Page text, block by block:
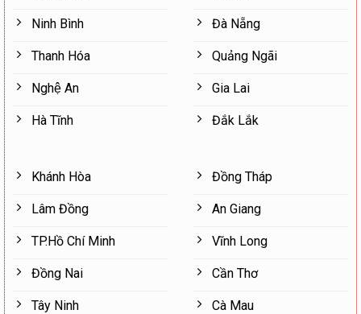
Ninh Bình
Thanh Hóa
Nghệ An
Hà Tĩnh
Đà Nẵng
Quảng Ngãi
Gia Lai
Đắk Lắk
Khánh Hòa
Lâm Đồng
TP.Hồ Chí Minh
Đồng Nai
Tây Ninh
Đồng Tháp
An Giang
Vĩnh Long
Cần Thơ
Cà Mau